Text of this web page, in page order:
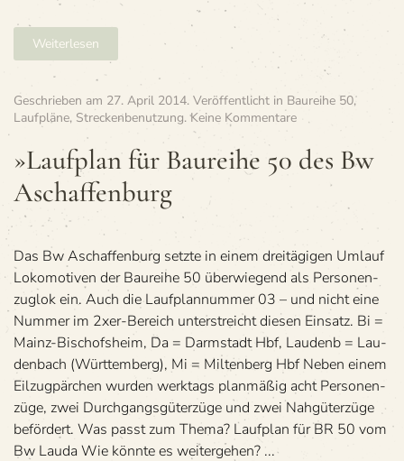
Weiterlesen
Geschrieben am 27. April 2014. Veröffentlicht in Baureihe 50,
Laufpläne, Streckenbenutzung. Keine Kommentarezu
plan
für
Bw
Aschaffenburg
»Lauf­plan für Bau­reihe 50 des Bw
Aschaffenburg
Das Bw Aschaf­fen­burg setzte in einem drei­tä­gi­gen Umlauf
Loko­mo­ti­ven der Bau­reihe 50 über­wie­gend als Per­so­nen­
zug­lok ein. Auch die Lauf­plan­num­mer 03 – und nicht eine
Num­mer im 2xer-Bereich unter­streicht die­sen Einsatz. Bi =
Mainz-Bischofs­heim, Da = Darm­stadt Hbf, Lau­denb = Lau­
den­bach (Würt­tem­berg), Mi = Mil­ten­berg Hbf Neben einem
Eil­zug­pär­chen wur­den werk­tags plan­mä­ßig acht Per­so­nen­
züge, zwei Durch­gangs­gü­ter­züge und zwei Nah­gü­ter­züge
befördert. Was passt zum Thema? Lauf­plan für BR 50 vom
Bw Lauda Wie könnte es weitergehen? ...